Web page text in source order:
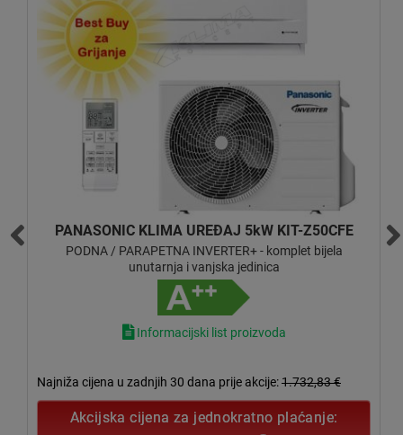
MITSUBISHI ELECTRIC KLIMA UREĐAJ 2,5kW
MFZ-KT25VG/SUZ-M25VA
PODNA / PARAPETNA INVERTER - komplet unutarnja i
vanjska jedinica
2.025,00€